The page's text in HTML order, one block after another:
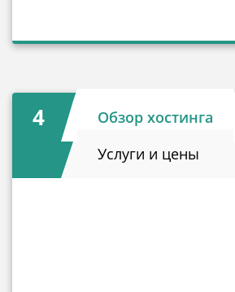
4
Обзор хостинга
Услуги и цены